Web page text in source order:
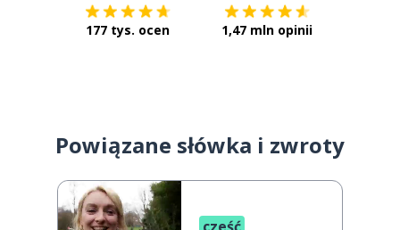
177 tys. ocen 1,47 mln opinii
Powiązane słówka i zwroty